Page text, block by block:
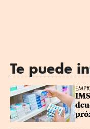
Te puede